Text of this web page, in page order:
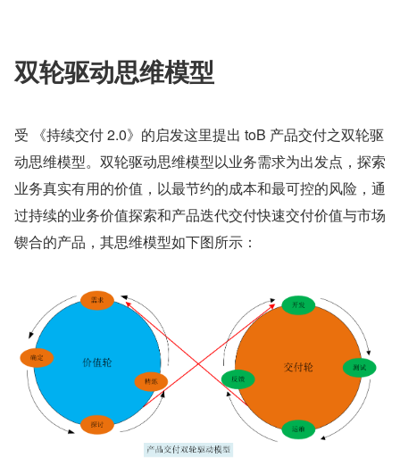
双轮驱动思维模型
受 《持续交付 2.0》的启发这里提出 toB 产品交付之双轮驱
动思维模型。双轮驱动思维模型以业务需求为出发点，探索
业务真实有用的价值，以最节约的成本和最可控的风险，通
过持续的业务价值探索和产品迭代交付快速交付价值与市场
锲合的产品，其思维模型如下图所示：